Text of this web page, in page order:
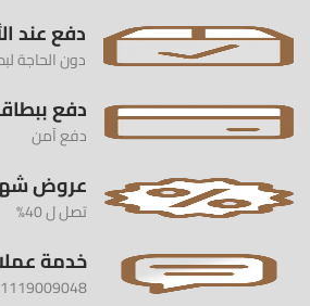
دفع عند
دون الحاجة
دفع
دفع آمن
عروض
تصل ل 40%
خدمة